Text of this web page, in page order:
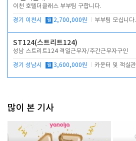
이천 호텔더클래스 부부팀 구합니다.
경기 이천시 월 2,700,000원 부부팀 모십니다.
ST124(스트리트124)
성남 스트리트124 격일근무자/주간근무자구인
경기 성남시 월 3,600,000원
많이 본 기사